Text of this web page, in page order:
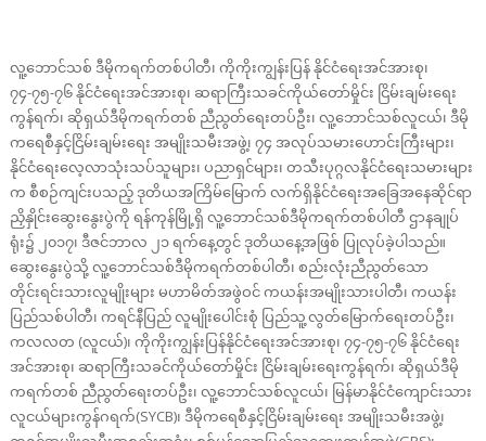
လူ့ဘောင်သစ် ဒီမိုကရက်တစ်ပါတီ၊ ကိုကိုးကျွန်းပြန် နိုင်ငံရေးအင်အားစု၊
၇၄-၇၅-၇၆ နိုင်ငံရေးအင်အားစု၊ ဆရာကြီးသခင်ကိုယ်တော်မှိုင်း ငြိမ်းချမ်းရေး
ကွန်ရက်၊ ဆိုရှယ်ဒီမိုကရက်တစ် ညီညွတ်ရေးတပ်ဦး၊ လူ့ဘောင်သစ်လူငယ်၊ ဒီမို
ကရေစီနှင့်ငြိမ်းချမ်းရေး အမျိုးသမီးအဖွဲ့၊ ၇၄ အလုပ်သမားဟောင်းကြီးများ၊
နိုင်ငံရေးလေ့လာသုံးသပ်သူများ၊ ပညာရှင်များ၊ တသီးပုဂ္ဂလနိုင်ငံရေးသမားများ
က စီစဉ်ကျင်းပသည့် ဒုတိယအကြိမ်မြောက် လက်ရှိနိုင်ငံရေးအခြေအနေဆိုင်ရာ
ညှိနှိုင်းဆွေးနွေးပွဲကို ရန်ကုန်မြို့ရှိ လူ့ဘောင်သစ်ဒီမိုကရက်တစ်ပါတီ ဌာနချုပ်
ရုံး၌ ၂၀၁၇၊ ဒီဇင်ဘာလ ၂၁ ရက်နေ့တွင် ဒုတိယနေ့အဖြစ် ပြုလုပ်ခဲ့ပါသည်။
ဆွေးနွေးပွဲသို့ လူ့ဘောင်သစ်ဒီမိုကရက်တစ်ပါတီ၊ စည်းလုံးညီညွတ်သော
တိုင်းရင်းသားလူမျိုးများ မဟာမိတ်အဖွဲဝင် ကယန်းအမျိုးသားပါတီ၊ ကယန်း
ပြည်သစ်ပါတီ၊ ကရင်နီပြည် လူမျိုးပေါင်းစုံ ပြည်သူ့လွတ်မြောက်ရေးတပ်ဦး၊
ကလလတ (လူငယ်)၊ ကိုကိုးကျွန်းပြန်နိုင်ငံရေးအင်အားစု၊ ၇၄-၇၅-၇၆ နိုင်ငံရေး
အင်အားစု၊ ဆရာကြီးသခင်ကိုယ်တော်မှိုင်း ငြိမ်းချမ်းရေးကွန်ရက်၊ ဆိုရှယ်ဒီမို
ကရက်တစ် ညီညွတ်ရေးတပ်ဦး၊ လူ့ဘောင်သစ်လူငယ်၊ မြန်မာနိုင်ငံကျောင်းသား
လူငယ်များကွန်ဂရက်(SYCB)၊ ဒီမိုကရေစီနှင့်ငြိမ်းချမ်းရေး အမျိုးသမီးအဖွဲ့၊